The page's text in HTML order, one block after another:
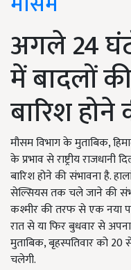
अगले 24
में बादलों
बारिश
मौसम विभाग के मुताबिक,
के प्रभाव से राष्ट्रीय
बारिश होने की संभावना है.
सेल्सियस तक चले जाने की
कश्मीर की तरफ से एक नया
रात से या फिर बुधवार से
मुताबिक, बृहस्पतिवार को 20
चलेगी.